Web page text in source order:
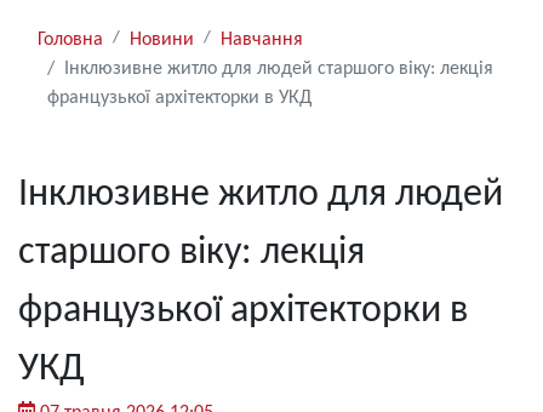
Рядки
навіґації
Головна Новини
Навчання
Інклюзивне житло для людей старшого віку: лекція
французької архітекторки в УКД
Інклюзивне житло для людей
старшого віку: лекція
французької архітекторки в
УКД